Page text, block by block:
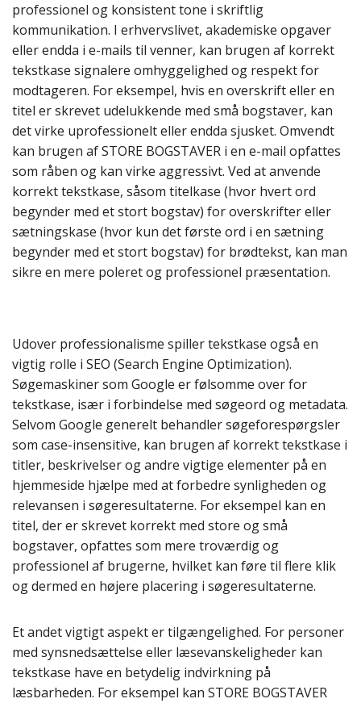
professionel og konsistent tone i skriftlig
kommunikation. I erhvervslivet, akademiske opgaver
eller endda i e-mails til venner, kan brugen af korrekt
tekstkase signalere omhyggelighed og respekt for
modtageren. For eksempel, hvis en overskrift eller en
titel er skrevet udelukkende med små bogstaver, kan
det virke uprofessionelt eller endda sjusket. Omvendt
kan brugen af STORE BOGSTAVER i en e-mail opfattes
som råben og kan virke aggressivt. Ved at anvende
korrekt tekstkase, såsom titelkase (hvor hvert ord
begynder med et stort bogstav) for overskrifter eller
sætningskase (hvor kun det første ord i en sætning
begynder med et stort bogstav) for brødtekst, kan man
sikre en mere poleret og professionel præsentation.
Udover professionalisme spiller tekstkase også en
vigtig rolle i SEO (Search Engine Optimization).
Søgemaskiner som Google er følsomme over for
tekstkase, især i forbindelse med søgeord og metadata.
Selvom Google generelt behandler søgeforespørgsler
som case-insensitive, kan brugen af korrekt tekstkase i
titler, beskrivelser og andre vigtige elementer på en
hjemmeside hjælpe med at forbedre synligheden og
relevansen i søgeresultaterne. For eksempel kan en
titel, der er skrevet korrekt med store og små
bogstaver, opfattes som mere troværdig og
professionel af brugerne, hvilket kan føre til flere klik
og dermed en højere placering i søgeresultaterne.
Et andet vigtigt aspekt er tilgængelighed. For personer
med synsnedsættelse eller læsevanskeligheder kan
tekstkase have en betydelig indvirkning på
læsbarheden. For eksempel kan STORE BOGSTAVER